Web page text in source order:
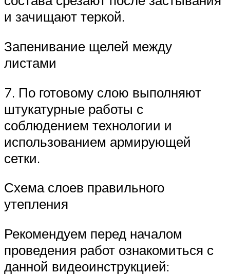
и зачищают теркой.
Запенивание щелей между
листами
7. По готовому слою выполняют
штукатурные работы с
соблюдением технологии и
использованием армирующей
сетки.
Схема слоев правильного
утепления
Рекомендуем перед началом
проведения работ ознакомиться с
данной видеоинструкцией: